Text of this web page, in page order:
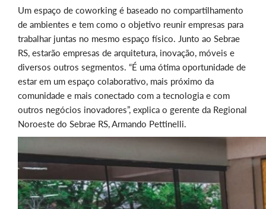
Um espaço de coworking é baseado no compartilhamento
de ambientes e tem como o objetivo reunir empresas para
trabalhar juntas no mesmo espaço físico. Junto ao Sebrae
RS, estarão empresas de arquitetura, inovação, móveis e
diversos outros segmentos. “É uma ótima oportunidade de
estar em um espaço colaborativo, mais próximo da
comunidade e mais conectado com a tecnologia e com
outros negócios inovadores”, explica o gerente da Regional
Noroeste do Sebrae RS, Armando Pettinelli.